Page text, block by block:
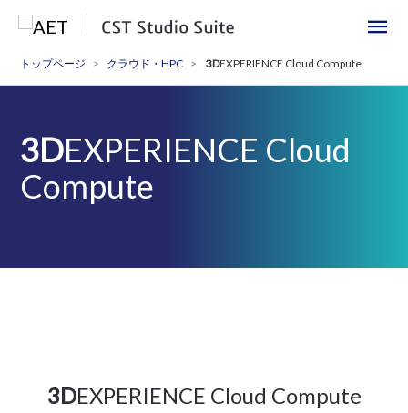
トップページ クラウド・HPC 3DEXPERIENCE Cloud Compute
3DEXPERIENCE Cloud
Compute
3DEXPERIENCE Cloud Compute